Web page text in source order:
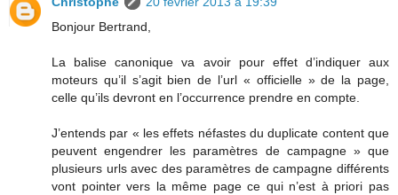
Bonjour Bertrand,
La balise canonique va avoir pour effet d’indiquer aux
moteurs qu’il s’agit bien de l’url « officielle » de la page,
celle qu’ils devront en l’occurrence prendre en compte.
J’entends par « les effets néfastes du duplicate content que
peuvent engendrer les paramètres de campagne » que
plusieurs urls avec des paramètres de campagne différents
vont pointer vers la même page ce qui n’est à priori pas